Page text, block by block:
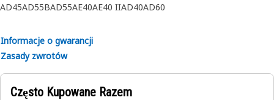
AD45AD55BAD55AE40AE40 IIAD40AD60
Informacje o gwarancji
Zasady zwrotów
Często Kupowane Razem